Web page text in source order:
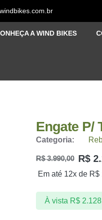
A WIND BIKES
Engate P/
Categoria:
R$3.990,00 R$
Em até 12x de R$
À vista R$